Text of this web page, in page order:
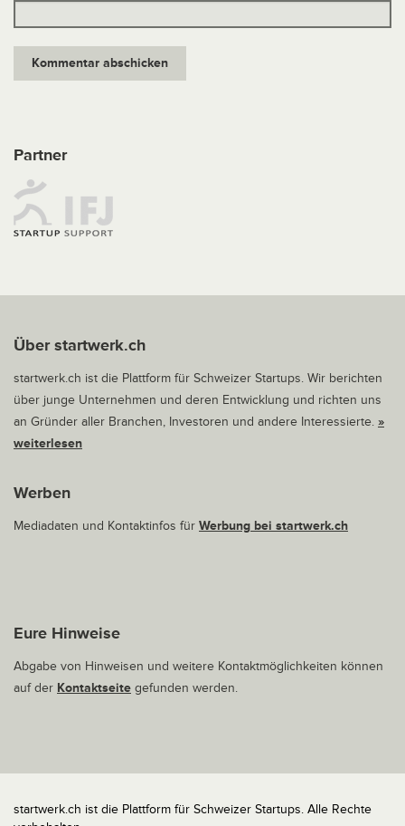
Partner
Über startwerk.ch
startwerk.ch ist die Plattform für Schweizer Startups. Wir berichten
über junge Unternehmen und deren Entwicklung und richten uns
an Gründer aller Branchen, Investoren und andere Interessierte. »
weiterlesen
Werben
Mediadaten und Kontaktinfos für Werbung bei startwerk.ch
Eure Hinweise
Abgabe von Hinweisen und weitere Kontaktmöglichkeiten können
auf der Kontaktseite gefunden werden.
startwerk.ch ist die Plattform für Schweizer Startups. Alle Rechte